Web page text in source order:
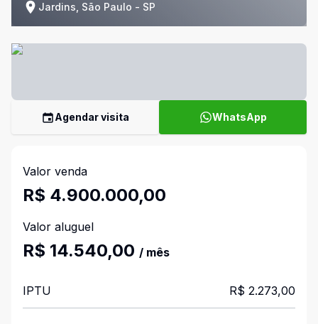
Jardins, São Paulo - SP
Agendar visita WhatsApp
Valor venda
R$ 4.900.000,00
Valor aluguel
R$ 14.540,00 / mês
IPTU R$ 2.273,00